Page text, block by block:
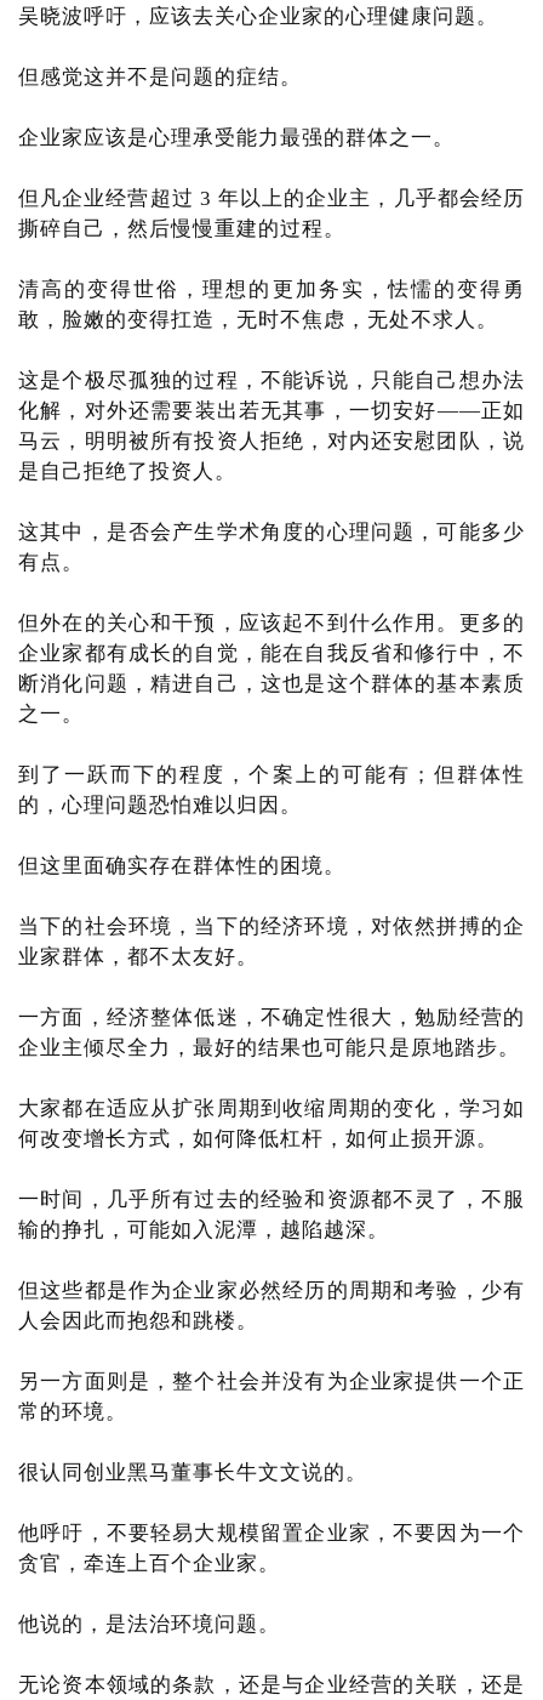
吴晓波呼吁，应该去关心企业家的心理健康问题。
但感觉这并不是问题的症结。
企业家应该是心理承受能力最强的群体之一。
但凡企业经营超过 3 年以上的企业主，几乎都会经历
撕碎自己，然后慢慢重建的过程。
清高的变得世俗，理想的更加务实，怯懦的变得勇
敢，脸嫩的变得扛造，无时不焦虑，无处不求人。
这是个极尽孤独的过程，不能诉说，只能自己想办法
化解，对外还需要装出若无其事，一切安好——正如
马云，明明被所有投资人拒绝，对内还安慰团队，说
是自己拒绝了投资人。
这其中，是否会产生学术角度的心理问题，可能多少
有点。
但外在的关心和干预，应该起不到什么作用。更多的
企业家都有成长的自觉，能在自我反省和修行中，不
断消化问题，精进自己，这也是这个群体的基本素质
之一。
到了一跃而下的程度，个案上的可能有；但群体性
的，心理问题恐怕难以归因。
但这里面确实存在群体性的困境。
当下的社会环境，当下的经济环境，对依然拼搏的企
业家群体，都不太友好。
一方面，经济整体低迷，不确定性很大，勉励经营的
企业主倾尽全力，最好的结果也可能只是原地踏步。
大家都在适应从扩张周期到收缩周期的变化，学习如
何改变增长方式，如何降低杠杆，如何止损开源。
一时间，几乎所有过去的经验和资源都不灵了，不服
输的挣扎，可能如入泥潭，越陷越深。
但这些都是作为企业家必然经历的周期和考验，少有
人会因此而抱怨和跳楼。
另一方面则是，整个社会并没有为企业家提供一个正
常的环境。
很认同创业黑马董事长牛文文说的。
他呼吁，不要轻易大规模留置企业家，不要因为一个
贪官，牵连上百个企业家。
他说的，是法治环境问题。
无论资本领域的条款，还是与企业经营的关联，还是